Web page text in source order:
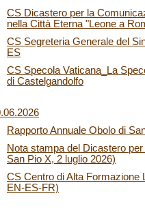
CS Dicastero per la
nella Città Eterna "Leone a
CS Segreteria Generale del
ES
CS Specola Vaticana_La
di Castelgandolfo
Rapporto Annuale Obolo di
Nota stampa del Dicastero
San Pio X, 2 luglio 2026)
CS Centro di Alta Formazione
EN-ES-FR)